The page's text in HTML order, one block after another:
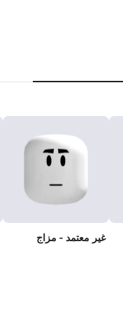
غير معتمد - مزاج